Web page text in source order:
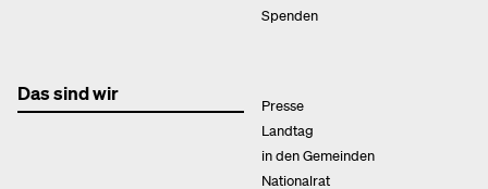
Spenden
Das sind wir
Presse
Landtag
in den Gemeinden
Nationalrat